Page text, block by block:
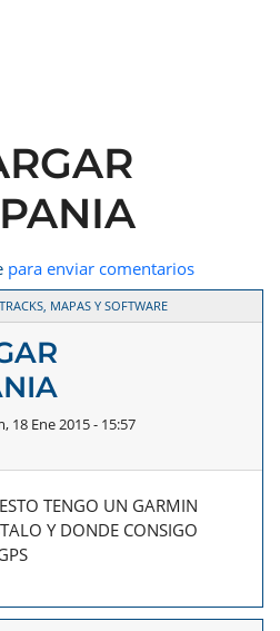
para enviar comentarios
MAPAS Y SOFTWARE
18 Ene 2015 - 15:57
TENGO UN GARMIN
Y DONDE CONSIGO